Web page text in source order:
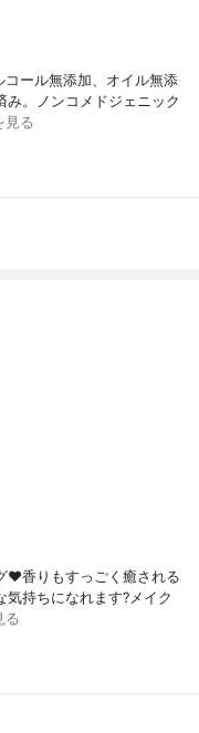
ール無添加、オイル無添
み。ノンコメドジェニック
見る
❤️香りもすっごく癒される
持ちになれます?メイク
る